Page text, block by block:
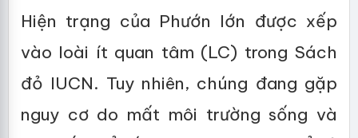
Hiện trạng của Phướn lớn được xếp
vào loài ít quan tâm (LC) trong Sách
đỏ IUCN. Tuy nhiên, chúng đang gặp
nguy cơ do mất môi trường sống và